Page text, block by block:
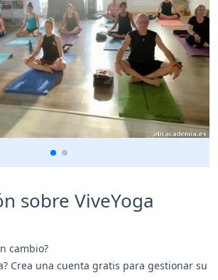
sobre ViveYoga
cambio?
Crea una cuenta gratis para gestionar su